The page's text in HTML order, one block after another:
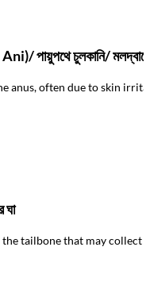
পায়ুপথে চুলকানি/ মলদ্বারে
anus, often due to skin
tailbone that may